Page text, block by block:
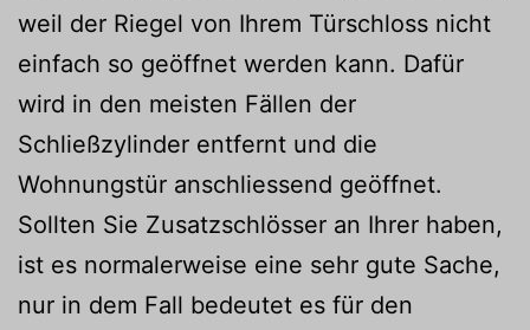
weil der Riegel von Ihrem Türschloss nicht
einfach so geöffnet werden kann. Dafür
wird in den meisten Fällen der
Schließzylinder entfernt und die
Wohnungstür anschliessend geöffnet.
Sollten Sie Zusatzschlösser an Ihrer haben,
ist es normalerweise eine sehr gute Sache,
nur in dem Fall bedeutet es für den